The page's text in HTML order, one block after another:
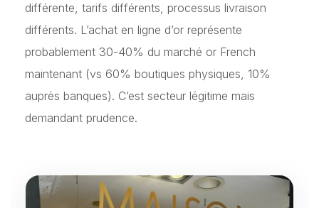
différente, tarifs différents, processus livraison
différents. L’achat en ligne d’or représente
probablement 30-40% du marché or French
maintenant (vs 60% boutiques physiques, 10%
auprès banques). C’est secteur légitime mais
demandant prudence.